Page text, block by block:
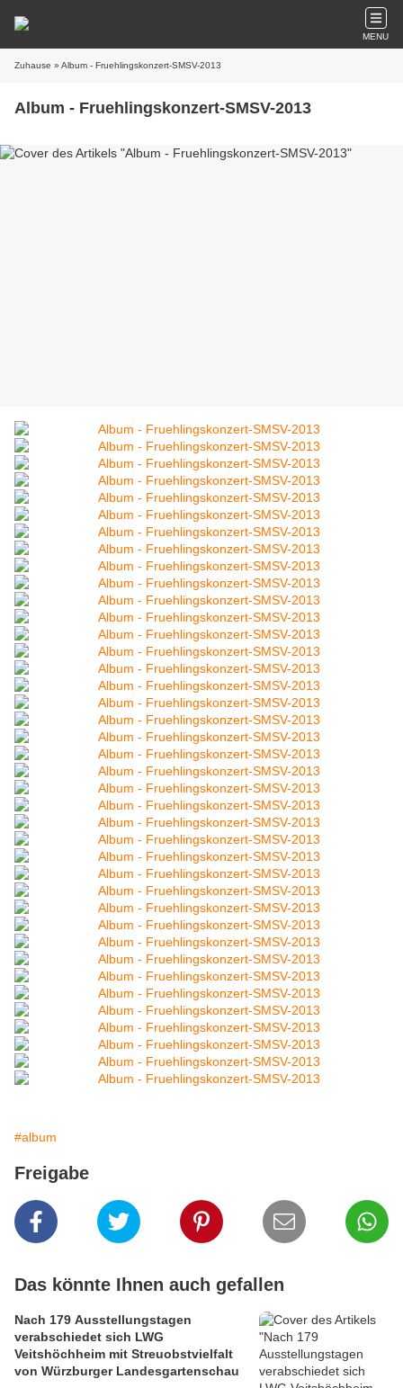
MENU
Zuhause » Album - Fruehlingskonzert-SMSV-2013
Album - Fruehlingskonzert-SMSV-2013
#album
Freigabe
Das könnte Ihnen auch gefallen
Nach 179 Ausstellungstagen
verabschiedet sich LWG
Veitshöchheim mit Streuobstvielfalt
von Würzburger Landesgartenschau